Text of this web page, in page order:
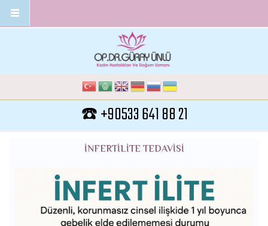
☎️ +90533 641 88 21
INFERTILITE TEDAVISI